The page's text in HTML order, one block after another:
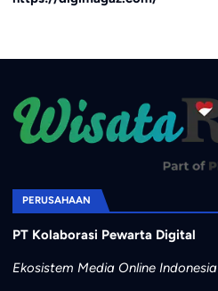
PERUSAHAAN
PT Kolaborasi Pewarta Digital
Ekosistem Media Online Indonesia